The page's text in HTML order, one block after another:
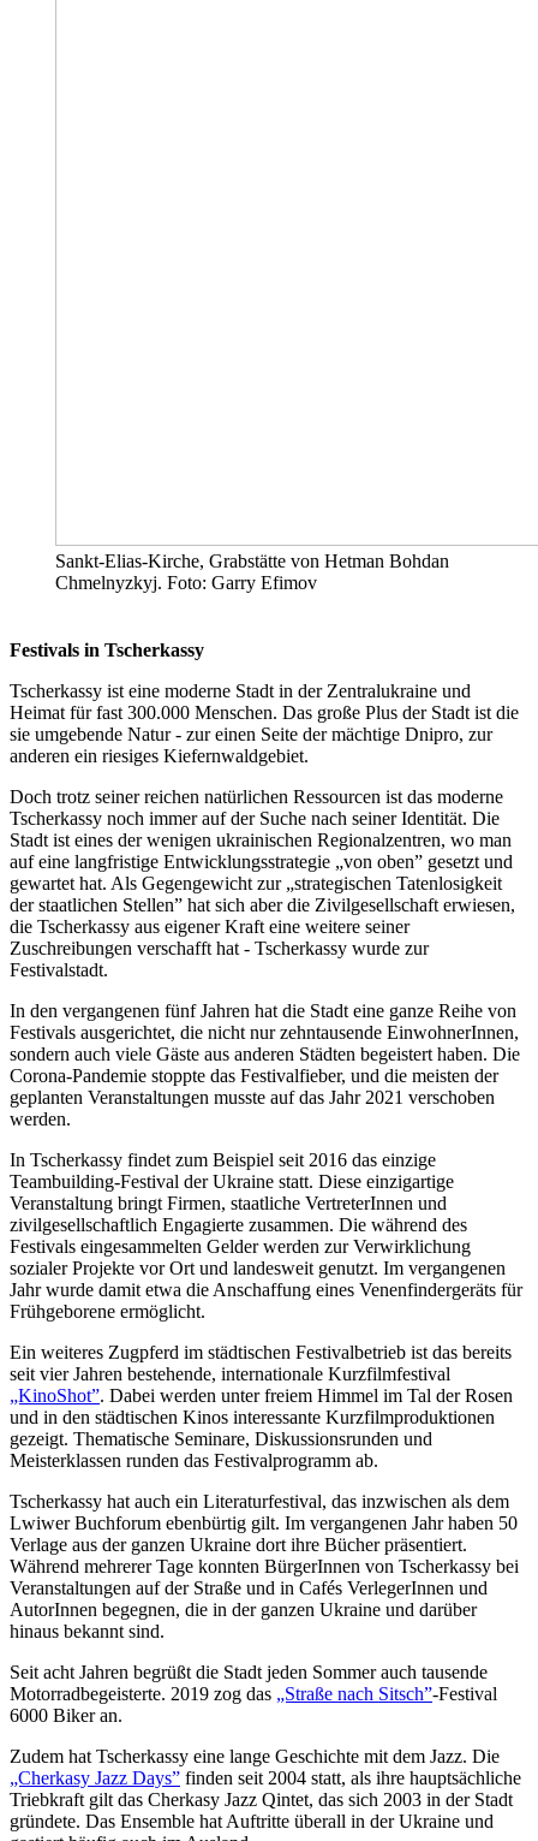
Sankt-Elias-Kirche, Grabstätte von Hetman Bohdan
Chmelnyzkyj. Foto: Garry Efimov
Festivals in Tscherkassy
Tscherkassy ist eine moderne Stadt in der Zentralukraine und
Heimat für fast 300.000 Menschen. Das große Plus der Stadt ist die
sie umgebende Natur ‑ zur einen Seite der mächtige Dnipro, zur
anderen ein riesiges Kiefernwaldgebiet.
Doch trotz seiner reichen natürlichen Ressourcen ist das moderne
Tscherkassy noch immer auf der Suche nach seiner Identität. Die
Stadt ist eines der wenigen ukrainischen Regionalzentren, wo man
auf eine langfristige Entwicklungsstrategie „von oben” gesetzt und
gewartet hat. Als Gegengewicht zur „strategischen Tatenlosigkeit
der staatlichen Stellen” hat sich aber die Zivilgesellschaft erwiesen,
die Tscherkassy aus eigener Kraft eine weitere seiner
Zuschreibungen verschafft hat ‑ Tscherkassy wurde zur
Festivalstadt.
In den vergangenen fünf Jahren hat die Stadt eine ganze Reihe von
Festivals ausgerichtet, die nicht nur zehntausende EinwohnerInnen,
sondern auch viele Gäste aus anderen Städten begeistert haben. Die
Corona-Pandemie stoppte das Festivalfieber, und die meisten der
geplanten Veranstaltungen musste auf das Jahr 2021 verschoben
werden.
In Tscherkassy findet zum Beispiel seit 2016 das einzige
Teambuilding-Festival der Ukraine statt. Diese einzigartige
Veranstaltung bringt Firmen, staatliche VertreterInnen und
zivilgesellschaftlich Engagierte zusammen. Die während des
Festivals eingesammelten Gelder werden zur Verwirklichung
sozialer Projekte vor Ort und landesweit genutzt. Im vergangenen
Jahr wurde damit etwa die Anschaffung eines Venenfindergeräts für
Frühgeborene ermöglicht.
Ein weiteres Zugpferd im städtischen Festivalbetrieb ist das bereits
seit vier Jahren bestehende, internationale Kurzfilmfestival
„KinoShot”. Dabei werden unter freiem Himmel im Tal der Rosen
und in den städtischen Kinos interessante Kurzfilmproduktionen
gezeigt. Thematische Seminare, Diskussionsrunden und
Meisterklassen runden das Festivalprogramm ab.
Tscherkassy hat auch ein Literaturfestival, das inzwischen als dem
Lwiwer Buchforum ebenbürtig gilt. Im vergangenen Jahr haben 50
Verlage aus der ganzen Ukraine dort ihre Bücher präsentiert.
Während mehrerer Tage konnten BürgerInnen von Tscherkassy bei
Veranstaltungen auf der Straße und in Cafés VerlegerInnen und
AutorInnen begegnen, die in der ganzen Ukraine und darüber
hinaus bekannt sind.
Seit acht Jahren begrüßt die Stadt jeden Sommer auch tausende
Motorradbegeisterte. 2019 zog das „Straße nach Sitsch”-Festival
6000 Biker an.
Zudem hat Tscherkassy eine lange Geschichte mit dem Jazz. Die
„Cherkasy Jazz Days” finden seit 2004 statt, als ihre hauptsächliche
Triebkraft gilt das Cherkasy Jazz Qintet, das sich 2003 in der Stadt
gründete. Das Ensemble hat Auftritte überall in der Ukraine und